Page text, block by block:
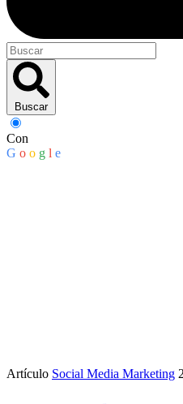
Buscar
Con
G o o g l e
Artículo Social Media Marketing